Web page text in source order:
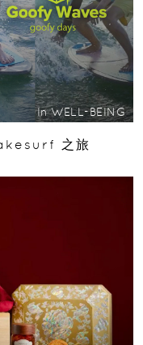
In WELL-BEING
之旅